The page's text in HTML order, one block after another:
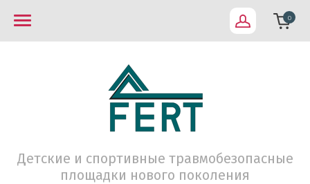
0
Детские и спортивные травмобезопасные
площадки нового поколения